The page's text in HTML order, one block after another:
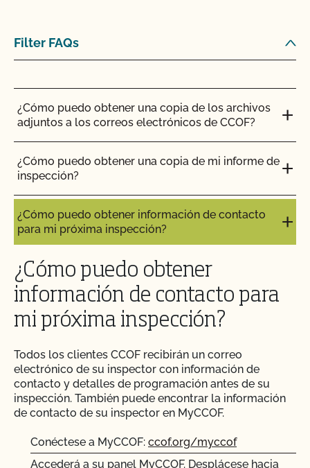
Filter FAQs
¿Cómo puedo obtener una copia de los archivos
adjuntos a los correos electrónicos de CCOF?
¿Cómo puedo obtener una copia de mi informe de
inspección?
¿Cómo puedo obtener información de contacto
para mi próxima inspección?
¿Cómo puedo obtener
información de contacto para
mi próxima inspección?
Todos los clientes CCOF recibirán un correo
electrónico de su inspector con información de
contacto y detalles de programación antes de su
inspección. También puede encontrar la información
de contacto de su inspector en MyCCOF.
Conéctese a MyCCOF: ccof.org/myccof
Accederá a su panel MyCCOF. Desplácese hacia